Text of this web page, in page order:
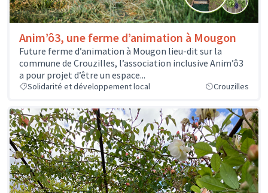
Anim’ô3, une ferme d’animation à Mougon
Future ferme d’animation à Mougon lieu-dit sur la
commune de Crouzilles, l’association inclusive Anim’ô3
a pour projet d’être un espace...
Solidarité et développement local Crouzilles